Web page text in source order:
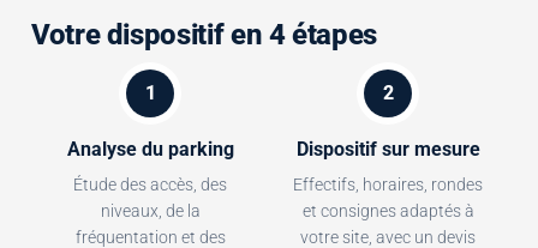
Votre dispositif en 4 étapes
1
Analyse du parking
Étude des accès, des
niveaux, de la
fréquentation et des
2
Dispositif sur mesure
Effectifs, horaires, rondes
et consignes adaptés à
votre site, avec un devis